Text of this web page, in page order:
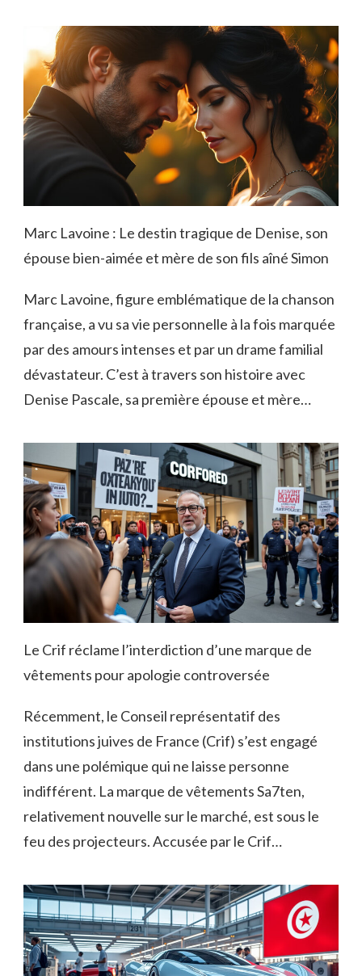
Marc Lavoine : Le destin tragique de Denise, son
épouse bien-aimée et mère de son fils aîné Simon
Marc Lavoine, figure emblématique de la chanson
française, a vu sa vie personnelle à la fois marquée
par des amours intenses et par un drame familial
dévastateur. C’est à travers son histoire avec
Denise Pascale, sa première épouse et mère…
Le Crif réclame l’interdiction d’une marque de
vêtements pour apologie controversée
Récemment, le Conseil représentatif des
institutions juives de France (Crif) s’est engagé
dans une polémique qui ne laisse personne
indifférent. La marque de vêtements Sa7ten,
relativement nouvelle sur le marché, est sous le
feu des projecteurs. Accusée par le Crif…